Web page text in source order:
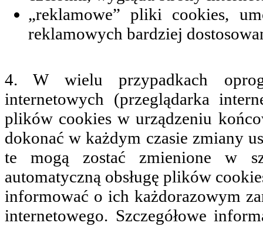
„reklamowe” pliki cookies,
reklamowych bardziej
4. W wielu przypadkach
internetowych (przeglądarka
plików cookies w urządzeniu
dokonać w każdym czasie zmiany
te mogą zostać zmienione w
automatyczną obsługę plików
informować o ich każdorazowym
internetowego. Szczegółowe